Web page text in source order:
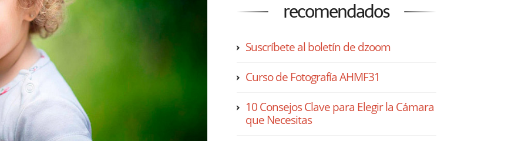
recomendados
Suscríbete al boletín de dzoom
Curso de Fotografía AHMF31
10 Consejos Clave para Elegir la Cámara
que Necesitas